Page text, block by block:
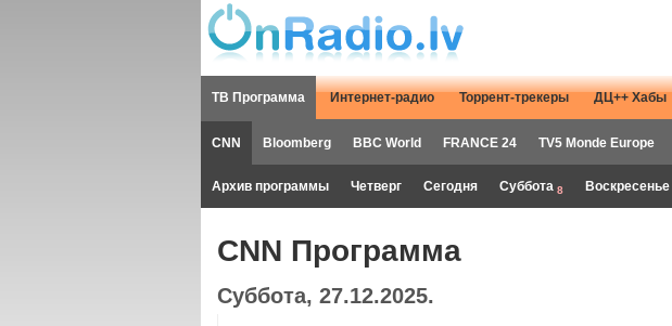
ТВ Программа Интернет-радио Торрент-трекеры ДЦ++ Хабы
CNN Bloomberg BBC World FRANCE 24 TV5 Monde Europe
Архив программы Четверг Сегодня Суббота 8 Воскресенье
CNN Программа
Суббота, 27.12.2025.